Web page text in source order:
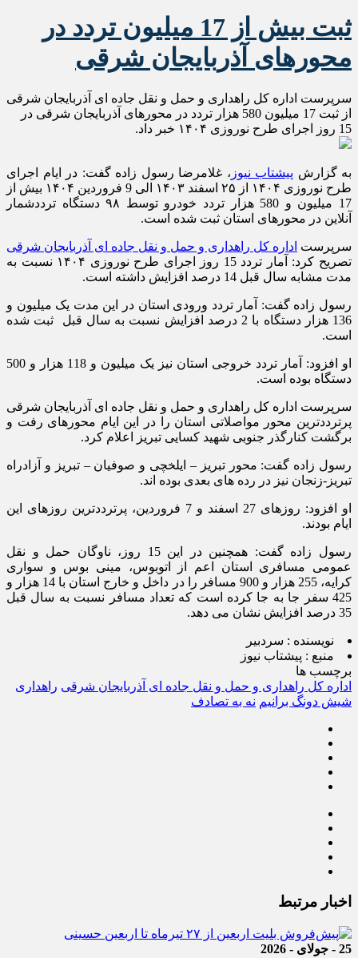
ثبت بیش از 17 میلیون تردد در
محورهای آذربایجان شرقی
سرپرست اداره کل راهداری و حمل و نقل جاده ای آذربایجان شرقی
از ثبت 17 میلیون 580 هزار تردد در محورهای آذربایجان شرقی در
15 روز اجرای طرح نوروزی ۱۴۰۴ خبر داد.
به گزارش پیشتاب نیوز ، غلامرضا رسول زاده گفت: در ایام اجرای
طرح نوروزی ۱۴۰۴ از ۲۵ اسفند ۱۴۰۳ الی 9 فروردین ۱۴۰۴ بیش از
17 میلیون و 580 هزار تردد خودرو توسط ۹۸ دستگاه ترددشمار
آنلاین در محورهای استان ثبت شده است.
سرپرست اداره کل راهداری و حمل و نقل جاده ای آذربایجان شرقی
تصریح کرد: آمار تردد 15 روز اجرای طرح نوروزی ۱۴۰۴ نسبت به
مدت مشابه سال قبل 14 درصد افزایش داشته است.
رسول زاده گفت: آمار تردد ورودی استان در این مدت یک میلیون و
136 هزار دستگاه با 2 درصد افزایش نسبت به سال قبل ثبت شده
است.
او افزود: آمار تردد خروجی استان نیز یک میلیون و 118 هزار و 500
دستگاه بوده است.
سرپرست اداره کل راهداری و حمل و نقل جاده ای آذربایجان شرقی
پرترددترین محور مواصلاتی استان را در این ایام محورهای رفت و
برگشت کنارگذر جنوبی شهید کسایی تبریز اعلام کرد.
رسول زاده گفت: محور تبریز – ایلخچی و صوفیان – تبریز و آزادراه
تبریز-زنجان نیز در رده های بعدی بوده اند.
او افزود: روزهای 27 اسفند و 7 فروردین، پرترددترین روزهای این
ایام بودند.
رسول زاده گفت: همچنین در این 15 روز، ناوگان حمل و نقل
عمومی مسافری استان اعم از اتوبوس، مینی بوس و سواری
کرایه، 255 هزار و 900 مسافر را در داخل و خارج استان با 14 هزار و
425 سفر جا به جا کرده است که تعداد مسافر نسبت به سال قبل
35 درصد افزایش نشان می دهد.
نویسنده : سردبیر
منبع : پیشتاب نیوز
برچسب ها
اداره کل راهداری و حمل و نقل جاده ای آذربایجان شرقی راهداری
شیش دونگ برانیم نه به تصادف
اخبار مرتبط
25 - جولای - 2026